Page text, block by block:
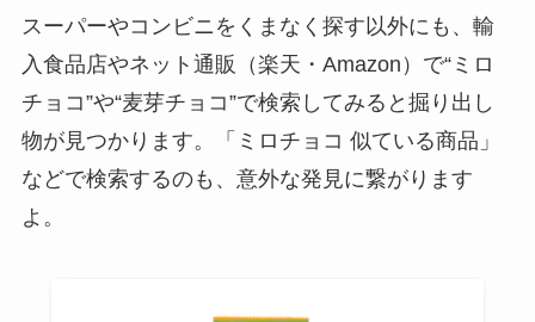
スーパーやコンビニをくまなく探す以外にも、輸
入食品店やネット通販（楽天・Amazon）で“ミロ
チョコ”や“麦芽チョコ”で検索してみると掘り出し
物が見つかります。「ミロチョコ 似ている商品」
などで検索するのも、意外な発見に繋がります
よ。